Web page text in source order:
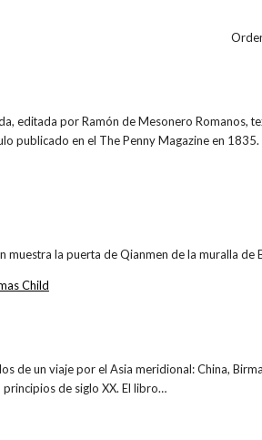
editada por Ramón de Mesonero Romanos,
publicado en el The Penny Magazine en 1835.
la puerta de Qianmen de la muralla de
Child
de un viaje por el Asia meridional: China,
principios de siglo XX. El libro…